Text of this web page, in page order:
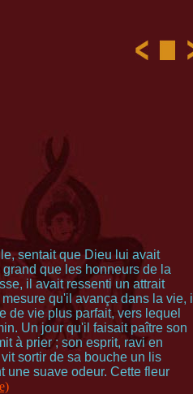
sentait que Dieu lui avait
que les honneurs de la
il avait ressenti un attrait
qu'il avança dans la vie, il
de vie plus parfait, vers lequel
Un jour qu'il faisait paître son
à prier ; son esprit, ravi en
sortir de sa bouche un lis
une suave odeur. Cette fleur